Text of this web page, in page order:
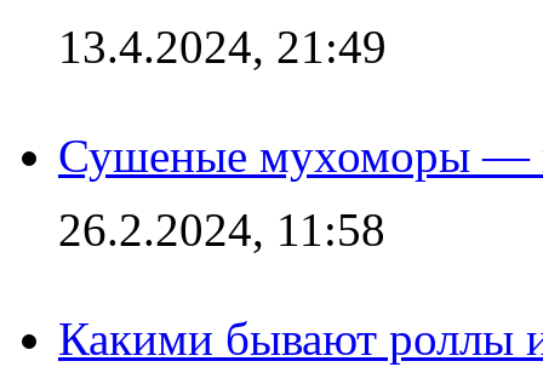
13.4.2024, 21:49
Сушеные мухоморы —
26.2.2024, 11:58
Какими бывают роллы